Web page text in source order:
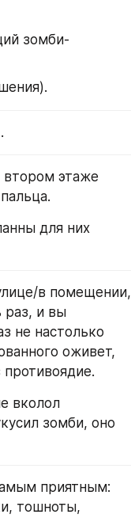
зомби-
раз, и вы
не настолько
оживет,
зомби, оно
приятным:
тошноты,